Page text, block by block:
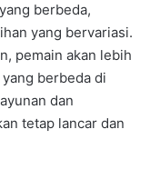
berbeda,
yang bervariasi.
pemain akan lebih
berbeda di
dan
tetap lancar dan